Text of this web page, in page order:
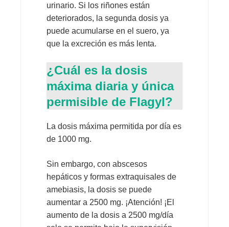
urinario. Si los riñones están
deteriorados, la segunda dosis ya
puede acumularse en el suero, ya
que la excreción es más lenta.
¿Cuál es la dosis
máxima diaria y única
permisible de Flagyl?
La dosis máxima permitida por día es
de 1000 mg.
Sin embargo, con abscesos
hepáticos y formas extraquisales de
amebiasis, la dosis se puede
aumentar a 2500 mg. ¡Atención! ¡El
aumento de la dosis a 2500 mg/día